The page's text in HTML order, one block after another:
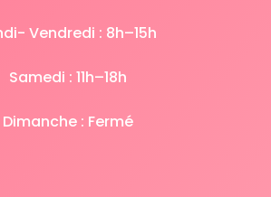
Vendredi : 8h–15h
Samedi : 11h–18h
Dimanche : Fermé